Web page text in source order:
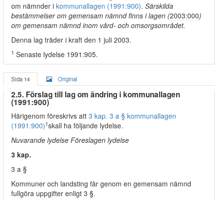
om nämnder i kommunallagen (1991:900). Särskilda
bestämmelser om gemensam nämnd finns i lagen (2003:000)
om gemensam nämnd inom vård- och omsorgsområdet.
Denna lag träder i kraft den 1 juli 2003.
1 Senaste lydelse 1991:905.
Sida 14 Original
2.5. Förslag till lag om ändring i kommunallagen
(1991:900)
Härigenom föreskrivs att 3 kap. 3 a § kommunallagen
(1991:900)1skall ha följande lydelse.
Nuvarande lydelse Föreslagen lydelse
3 kap.
3 a §
Kommuner och landsting får genom en gemensam nämnd
fullgöra uppgifter enligt 3 §.